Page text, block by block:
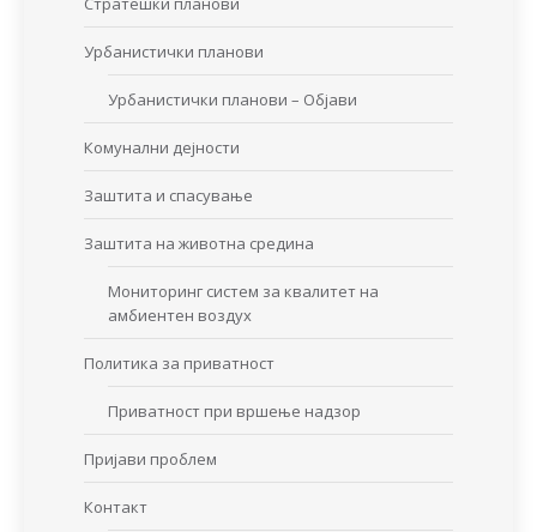
Урбанистички планови
Урбанистички планови – Објави
Комунални дејности
Заштита и спасување
Заштита на животна средина
Мониторинг систем за квалитет на
амбиентен воздух
Политика за приватност
Приватност при вршење надзор
Пријави проблем
Контакт